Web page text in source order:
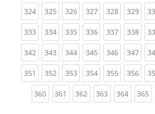
324(current)
325(current)
326(current)
327(current)
328(current)
329
333(current)
334(current)
335(current)
336(current)
337(current)
338
342(current)
343(current)
344(current)
345(current)
346(current)
347
351 (current)
352(current)
353(current)
354(current)
355(current)
356
360(current)
361 (current)
362 (current)
363 (current)
364(current)
365